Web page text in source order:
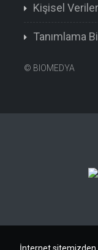
Kişisel
Tanımlama
© BIOMEDYA